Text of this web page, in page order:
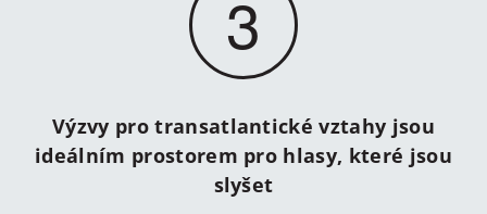
3
Výzvy pro transatlantické vztahy jsou
ideálním prostorem pro hlasy, které jsou
slyšet